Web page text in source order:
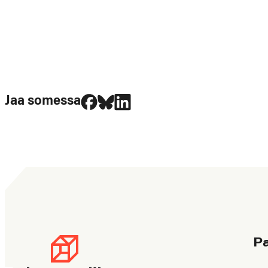
Jaa somessa
Jaa Facebookissa
Jaa Blueskyssa
Jaa LinkedIn:ssä